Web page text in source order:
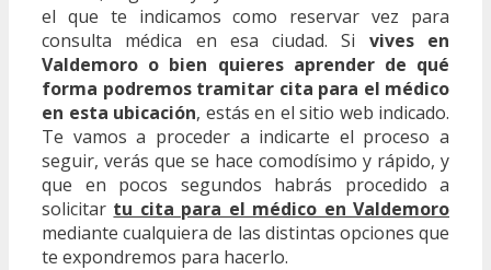
el que te indicamos como reservar vez para
consulta médica en esa ciudad. Si vives en
Valdemoro o bien quieres aprender de qué
forma podremos tramitar cita para el médico
en esta ubicación, estás en el sitio web indicado.
Te vamos a proceder a indicarte el proceso a
seguir, verás que se hace comodísimo y rápido, y
que en pocos segundos habrás procedido a
solicitar tu cita para el médico en Valdemoro
mediante cualquiera de las distintas opciones que
te expondremos para hacerlo.